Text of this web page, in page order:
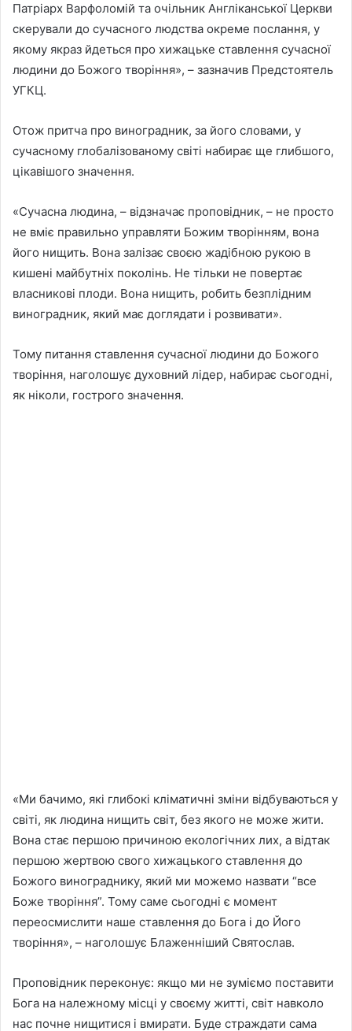
Патріарх Варфоломій та очільник Англіканської Церкви
скерували до сучасного людства окреме послання, у
якому якраз йдеться про хижацьке ставлення сучасної
людини до Божого творіння», – зазначив Предстоятель
УГКЦ.
Отож притча про виноградник, за його словами, у
сучасному глобалізованому світі набирає ще глибшого,
цікавішого значення.
«Сучасна людина, – відзначає проповідник, – не просто
не вміє правильно управляти Божим творінням, вона
його нищить. Вона залізає своєю жадібною рукою в
кишені майбутніх поколінь. Не тільки не повертає
власникові плоди. Вона нищить, робить безплідним
виноградник, який має доглядати і розвивати».
Тому питання ставлення сучасної людини до Божого
творіння, наголошує духовний лідер, набирає сьогодні,
як ніколи, гострого значення.
«Ми бачимо, які глибокі кліматичні зміни відбуваються у
світі, як людина нищить світ, без якого не може жити.
Вона стає першою причиною екологічних лих, а відтак
першою жертвою свого хижацького ставлення до
Божого винограднику, який ми можемо назвати “все
Боже творіння”. Тому саме сьогодні є момент
переосмислити наше ставлення до Бога і до Його
творіння», – наголошує Блаженніший Святослав.
Проповідник переконує: якщо ми не зуміємо поставити
Бога на належному місці у своєму житті, світ навколо
нас почне нищитися і вмирати. Буде страждати сама